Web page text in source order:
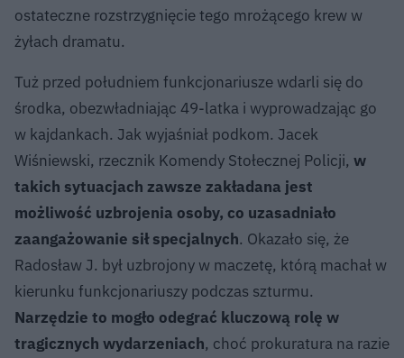
ostateczne rozstrzygnięcie tego mrożącego krew w
żyłach dramatu.
Tuż przed południem funkcjonariusze wdarli się do
środka, obezwładniając 49-latka i wyprowadzając go
w kajdankach. Jak wyjaśniał podkom. Jacek
Wiśniewski, rzecznik Komendy Stołecznej Policji, w
takich sytuacjach zawsze zakładana jest
możliwość uzbrojenia osoby, co uzasadniało
zaangażowanie sił specjalnych. Okazało się, że
Radosław J. był uzbrojony w maczetę, którą machał w
kierunku funkcjonariuszy podczas szturmu.
Narzędzie to mogło odegrać kluczową rolę w
tragicznych wydarzeniach, choć prokuratura na razie